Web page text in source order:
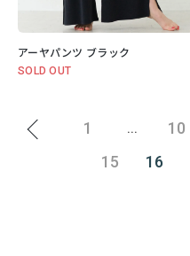
アーヤパンツ ブラック
SOLD OUT
1 ... 10
15
16